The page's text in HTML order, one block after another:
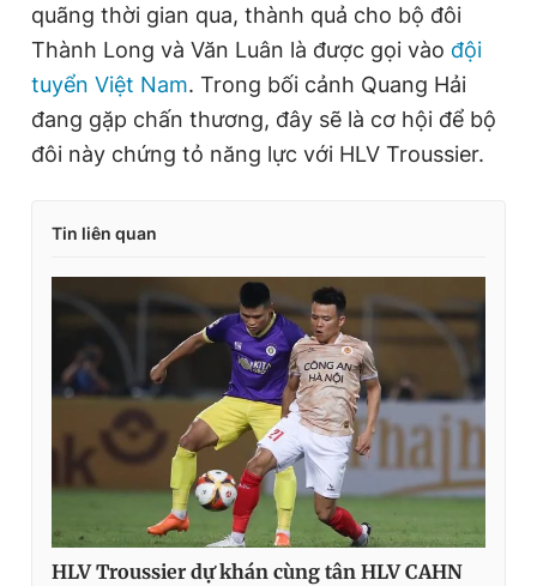
quãng thời gian qua, thành quả cho bộ đôi
Thành Long và Văn Luân là được gọi vào đội
tuyển Việt Nam. Trong bối cảnh Quang Hải
đang gặp chấn thương, đây sẽ là cơ hội để bộ
đôi này chứng tỏ năng lực với HLV Troussier.
Tin liên quan
HLV Troussier dự khán cùng tân HLV CAHN